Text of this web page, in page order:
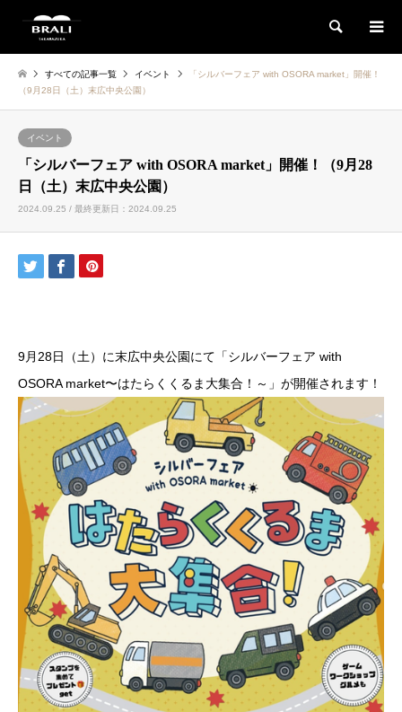
検索
すべての記事一覧 イベント
「シルバーフェア with OSORA market」開催！
（9月28日（土）末広中央公園）
イベント
「シルバーフェア with OSORA market」開催！（9月28
日（土）末広中央公園）
2024.09.25 / 最終更新日：2024.09.25
9月28日（土）に末広中央公園にて「シルバーフェア with
OSORA market〜はたらくくるま大集合！～」が開催されます！